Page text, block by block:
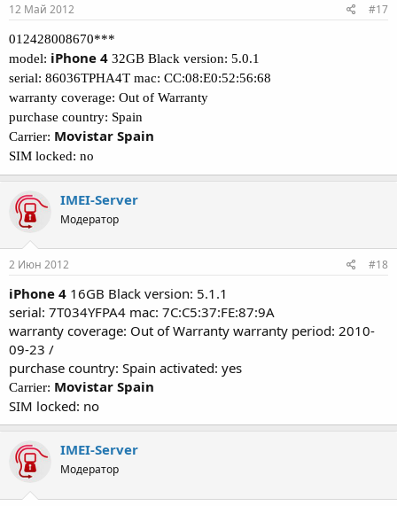
12 Май 2012 #17
012428008670***
model: iPhone 4 32GB Black version: 5.0.1
serial: 86036TPHA4T mac: CC:08:E0:52:56:68
warranty coverage: Out of Warranty
purchase country: Spain
Carrier: Movistar Spain
SIM locked: no
IMEI-Server
Модератор
2 Июн 2012 #18
iPhone 4 16GB Black version: 5.1.1
serial: 7T034YFPA4 mac: 7C:C5:37:FE:87:9A
warranty coverage: Out of Warranty warranty period: 2010-
09-23 /
purchase country: Spain activated: yes
Carrier: Movistar Spain
SIM locked: no
IMEI-Server
Модератор